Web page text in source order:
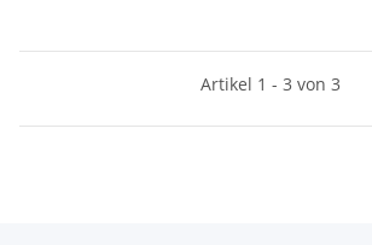
Artikel 1 - 3 von 3